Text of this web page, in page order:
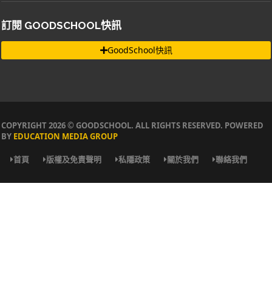
訂閱 GOODSCHOOL快訊
GoodSchool快訊
COPYRIGHT 2026 © GOODSCHOOL. ALL RIGHTS RESERVED. POWERED
BY EDUCATION MEDIA GROUP
首頁 版權及免責聲明 私隱政策 關於我們 聯絡我們